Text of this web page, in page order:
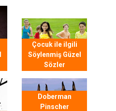
Çocuk ile ilgili
Söylenmiş Güzel
Sözler
Doberman
Pinscher